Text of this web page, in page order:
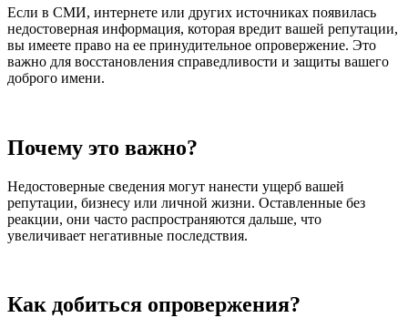
Если в СМИ, интернете или других источниках появилась
недостоверная информация, которая вредит вашей репутации,
вы имеете право на ее принудительное опровержение. Это
важно для восстановления справедливости и защиты вашего
доброго имени.
Почему это важно?
Недостоверные сведения могут нанести ущерб вашей
репутации, бизнесу или личной жизни. Оставленные без
реакции, они часто распространяются дальше, что
увеличивает негативные последствия.
Как добиться опровержения?